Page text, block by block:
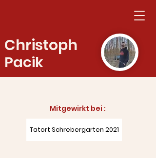
Christoph
Pacik
Mitgewirkt bei :​
Tatort Schrebergarten 2021